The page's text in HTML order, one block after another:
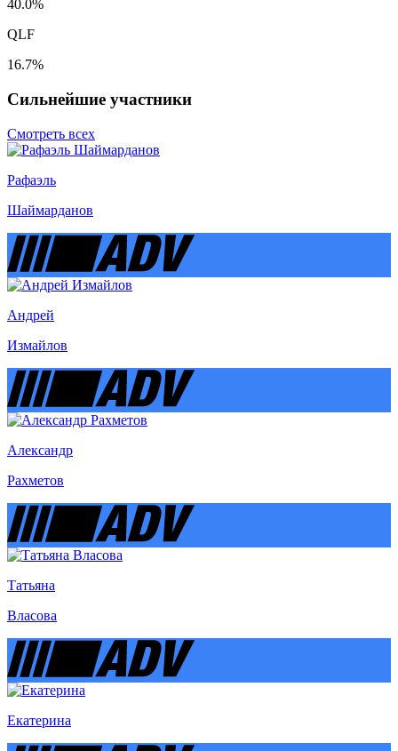
40.0%
QLF
16.7%
Сильнейшие участники
Смотреть всех
Рафаэль
Шаймарданов
Андрей
Измайлов
Александр
Рахметов
Татьяна
Власова
Екатерина